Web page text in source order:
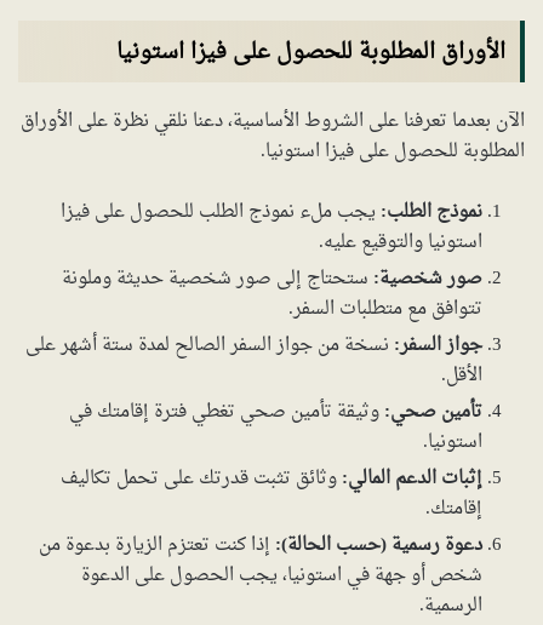
الأوراق المطلوبة للحصول على فيزا استونيا
الآن بعدما تعرفنا على الشروط الأساسية، دعنا نلقي نظرة على الأوراق
المطلوبة للحصول على فيزا استونيا.
نموذج الطلب: يجب ملء نموذج الطلب للحصول على فيزا
استونيا والتوقيع عليه.
صور شخصية: ستحتاج إلى صور شخصية حديثة وملونة
تتوافق مع متطلبات السفر.
جواز السفر: نسخة من جواز السفر الصالح لمدة ستة أشهر على
الأقل.
تأمين صحي:وثيقة تأمين صحي تغطي فترة إقامتك في
استونيا.
إثبات الدعم المالي:وثائق تثبت قدرتك على تحمل تكاليف
إقامتك.
دعوة رسمية (حسب الحالة): إذا كنت تعتزم الزيارة بدعوة من
شخص أو جهة في استونيا، يجب الحصول على الدعوة
الرسمية.